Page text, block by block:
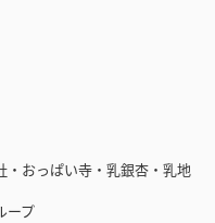
おっぱい寺・乳銀杏・乳地
ープ